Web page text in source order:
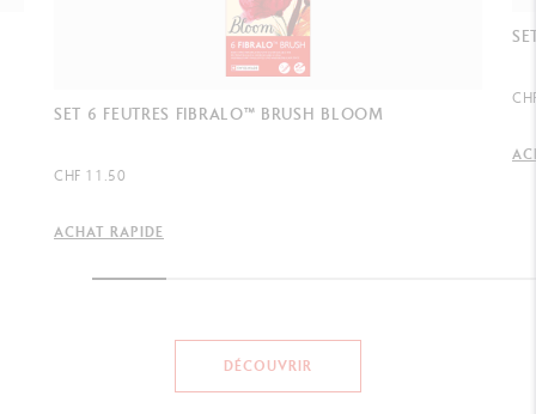
SET 6 FEUTRES FIBRALO™ BRUSH BLOOM
CHF 11.50
ACHAT RAPIDE
DÉCOUVRIR